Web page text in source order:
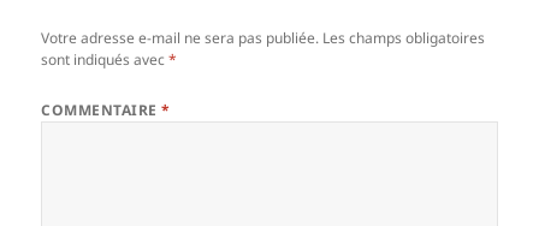
Votre adresse e-mail ne sera pas publiée. Les champs obligatoires
sont indiqués avec*
COMMENTAIRE*